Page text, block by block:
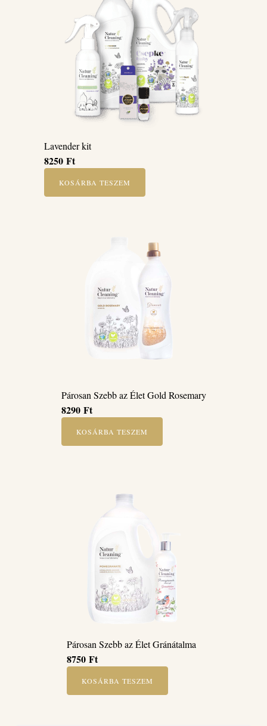
Lavender kit
8250 Ft
KOSÁRBA TESZEM
Párosan Szebb az Élet Gold Rosemary
8290 Ft
KOSÁRBA TESZEM
Párosan Szebb az Élet Gránátalma
8750 Ft
KOSÁRBA TESZEM